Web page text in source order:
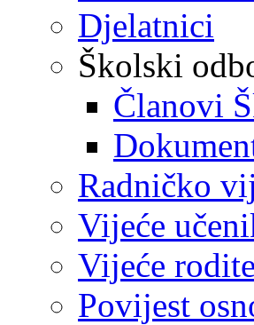
Djelatnici
Školski
Članovi
Radničko
Vijeće
Vijeće
Povijest